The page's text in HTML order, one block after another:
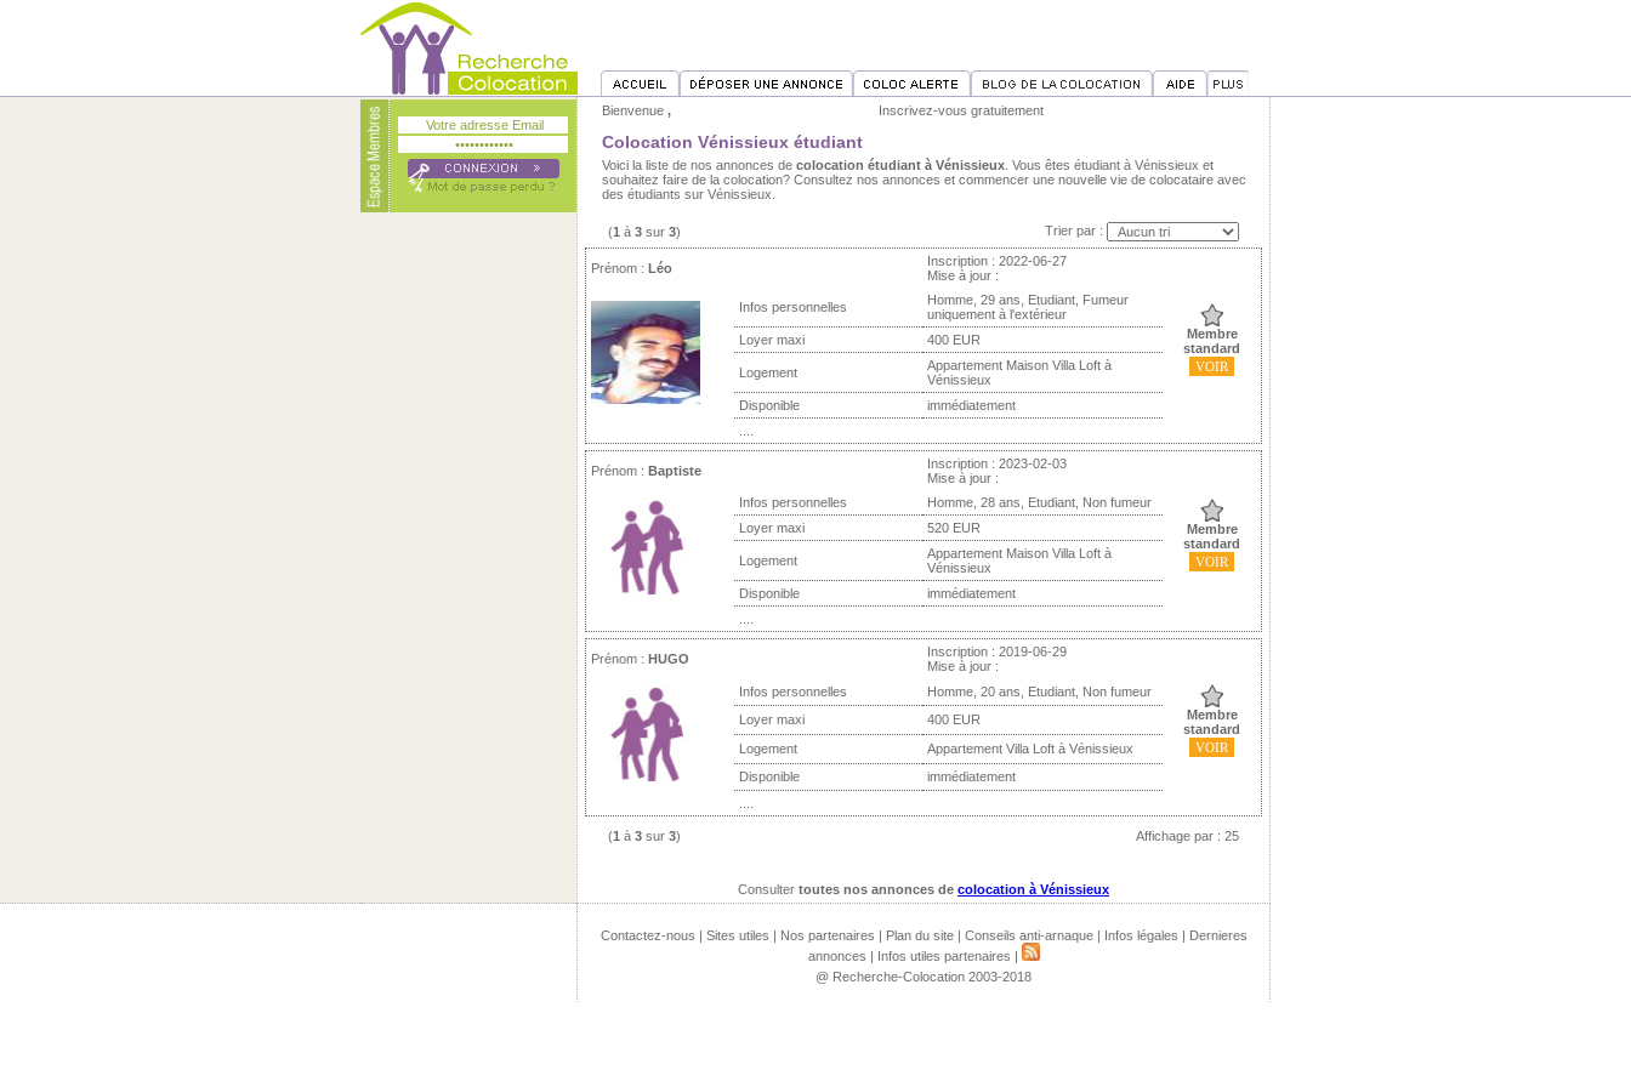
Bienvenue , Inscrivez-vous gratuitement
Colocation Vénissieux étudiant
Voici la liste de nos annonces de colocation étudiant à Vénissieux . Vous êtes étudiant à Vénissieux et
souhaitez faire de la colocation? Consultez nos annonces et commencer une nouvelle vie de colocataire avec
des étudiants sur Vénissieux.
(1 à 3 sur 3) Trier par :
Prénom : Léo
Inscription : 2022-06-27
Mise à jour :
Infos personnelles
Homme, 29 ans, Etudiant, Fumeur
uniquement à l'extérieur
Membre
standard
VOIR
Loyer maxi 400 EUR
Logement
Appartement Maison Villa Loft à
Vénissieux
Disponible
immédiatement
Prénom : Baptiste
Inscription : 2023-02-03
Mise à jour :
Infos personnelles
Homme, 28 ans, Etudiant, Non fumeur
Membre
standard
VOIR
Loyer maxi 520 EUR
Logement
Appartement Maison Villa Loft à
Vénissieux
Disponible
immédiatement
Prénom : HUGO
Inscription : 2019-06-29
Mise à jour :
Infos personnelles
Homme, 20 ans, Etudiant, Non fumeur
Membre
standard
VOIR
Loyer maxi
400 EUR
Logement
Appartement Villa Loft à Vénissieux
Disponible
immédiatement
(1 à 3 sur 3) Affichage par : 25
Consulter toutes nos annonces de colocation à Vénissieux
Contactez-nous | Sites utiles | Nos partenaires | Plan du site| Conseils anti-arnaque| Infos légales | Dernieres
annonces | Infos utiles partenaires |
@ Recherche-Colocation 2003-2018